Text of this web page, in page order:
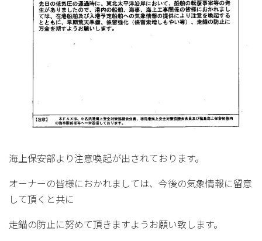
海上保安部より注意喚起が出されております。
オーナーの皆様におかれましては、今後の気象情報に留意
して頂くと共に
走錨の防止に努めて頂きますようお願い致します。